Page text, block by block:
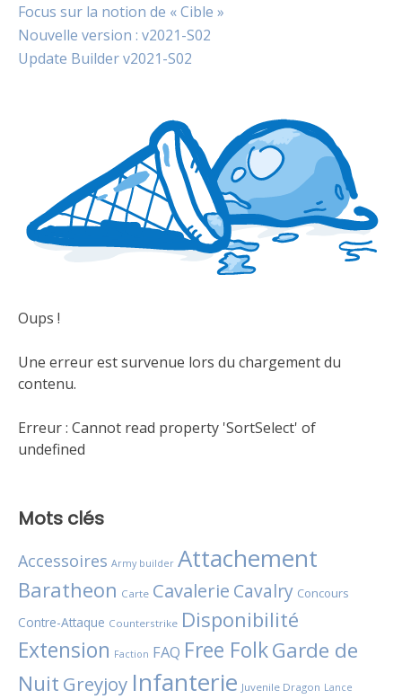
Focus sur la notion de « Cible »
Nouvelle version : v2021-S02
Update Builder v2021-S02
Oups !
Une erreur est survenue lors du chargement du
contenu.
Erreur : Cannot read property 'SortSelect' of
undefined
Mots clés
Accessoires Army builder Attachement
Baratheon Carte Cavalerie Cavalry Concours
Contre-Attaque Counterstrike Disponibilité
Extension Faction FAQ Free FolkGarde de
Nuit Greyjoy Infanterie Juvenile Dragon Lance